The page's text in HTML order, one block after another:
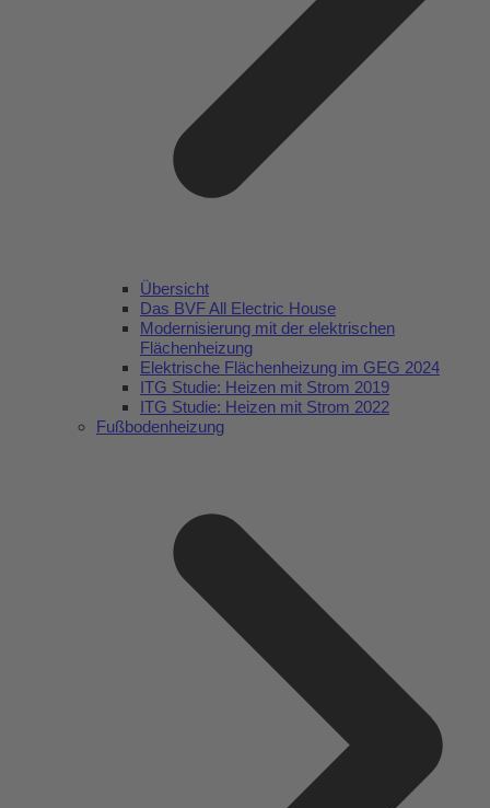
Übersicht
Das BVF All Electric House
Modernisierung mit der elektrischen
Flächenheizung
Elektrische Flächenheizung im GEG 2024
ITG Studie: Heizen mit Strom 2019
ITG Studie: Heizen mit Strom 2022
Fußbodenheizung